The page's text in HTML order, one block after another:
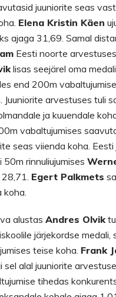
juuniorite seas
Elena Kristin Käen
ajaga 31,69. Samal
Eesti noorte
lisas seejärel oma
end 200m
Juuniorite arvestuses tuli
ja kuuendale
vabaltujumises
seas viienda koha. Eesti
50m rinnuliujumises
Egert Palkmets
alustasAndres Olvik
järjekordse medali,
teise koha. Frank
sel alal juuniorite
tihedas